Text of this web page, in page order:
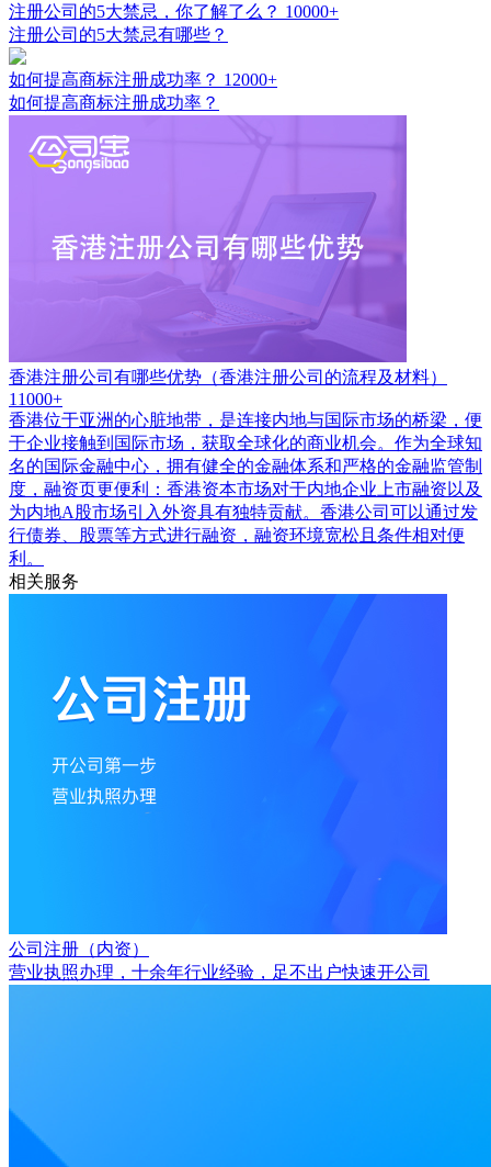
注册公司的5大禁忌，你了解了么？ 10000+
注册公司的5大禁忌有哪些？
如何提高商标注册成功率？ 12000+
如何提高商标注册成功率？
香港注册公司有哪些优势（香港注册公司的流程及材料）
11000+
香港位于亚洲的心脏地带，是连接内地与国际市场的桥梁，便
于企业接触到国际市场，获取全球化的商业机会。作为全球知
名的国际金融中心，拥有健全的金融体系和严格的金融监管制
度，融资页更便利：香港资本市场对于内地企业上市融资以及
为内地A股市场引入外资具有独特贡献。香港公司可以通过发
行债券、股票等方式进行融资，融资环境宽松且条件相对便
利。
相关服务
公司注册（内资）
营业执照办理，十余年行业经验，足不出户快速开公司